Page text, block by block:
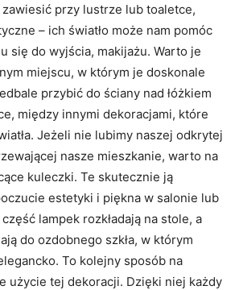
przy lustrze lub toaletce,
– ich światło może nam pomóc
się do wyjścia, makijażu. Warto je
miejscu, w którym je doskonale
przybić do ściany nad łóżkiem
między innymi dekoracjami, które
Jeżeli nie lubimy naszej odkrytej
nasze mieszkanie, warto na
kuleczki. Te skutecznie ją
estetyki i piękna w salonie lub
lampek rozkładają na stole, a
do ozdobnego szkła, w którym
To kolejny sposób na
użycie tej dekoracji. Dzięki niej każdy